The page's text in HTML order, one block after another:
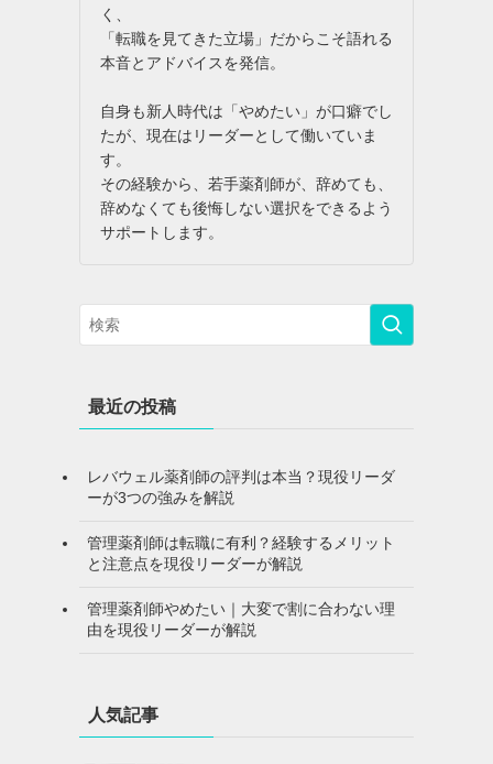
く、
「転職を見てきた立場」だからこそ語れる
本音とアドバイスを発信。
自身も新人時代は「やめたい」が口癖でし
たが、現在はリーダーとして働いていま
す。
その経験から、若手薬剤師が、辞めても、
辞めなくても後悔しない選択をできるよう
サポートします。
最近の投稿
レバウェル薬剤師の評判は本当？現役リーダ
ーが3つの強みを解説
管理薬剤師は転職に有利？経験するメリット
と注意点を現役リーダーが解説
管理薬剤師やめたい｜大変で割に合わない理
由を現役リーダーが解説
人気記事